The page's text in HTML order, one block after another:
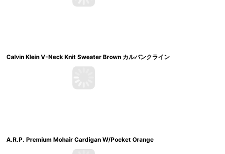
Calvin Klein V-Neck Knit Sweater Brown カルバンクライン
A.R.P. Premium Mohair Cardigan W/Pocket Orange